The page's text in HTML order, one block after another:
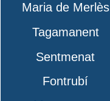
Maria de Merlès
Tagamanent
Sentmenat
Fontrubí